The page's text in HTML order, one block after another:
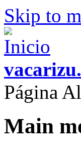
Skip to
Página
Main